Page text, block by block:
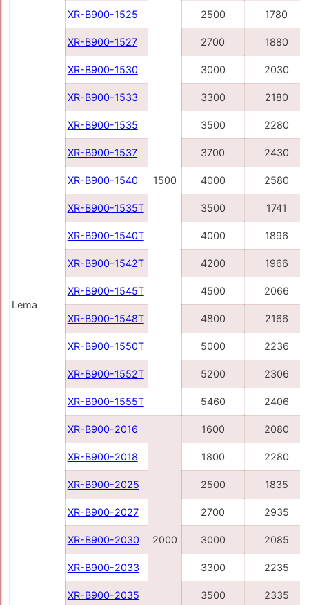
Lema
1500
XR-B900-1525 2500 1780
XR-B900-1527 2700 1880
XR-B900-1530 3000 2030
XR-B900-1533 3300 2180
XR-B900-1535 3500 2280
XR-B900-1537 3700 2430
XR-B900-1540 4000 2580
XR-B900-1535Т 3500 1741
XR-B900-1540Т 4000 1896
XR-B900-1542Т 4200 1966
XR-B900-1545Т 4500 2066
XR-B900-1548Т 4800 2166
XR-B900-1550Т 5000 2236
XR-B900-1552Т 5200 2306
XR-B900-1555T 5460 2406
XR-B900-2016
2000
1600 2080
XR-B900-2018 1800 2280
XR-B900-2025 2500 1835
XR-B900-2027 2700 2935
XR-B900-2030 3000 2085
XR-B900-2033 3300 2235
XR-B900-2035 3500 2335